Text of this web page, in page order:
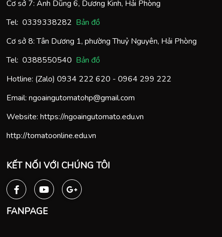
Cơ sở 7: Anh Dũng 6, Dương Kinh, Hải Phòng
Tel: 0339338282 Bản đồ
Cơ sở 8: Tân Dương 1, phường Thuỷ Nguyên, Hải Phòng
Tel: 0388550540 Bản đồ
Hotline: (Zalo) 0934 222 620 - 0964 299 222
Email: ngoaingutomatohp@gmail.com
Website: https://ngoaingutomato.edu.vn
http://tomatoonline.edu.vn
KẾT NỐI VỚI CHÚNG TÔI
FANPAGE